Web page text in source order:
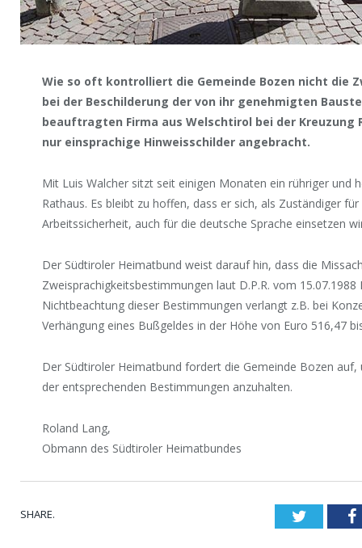
Wie so oft kontrolliert die Gemeinde Bozen nicht die
bei der Beschilderung der von ihr genehmigten
beauftragten Firma aus Welschtirol bei der Kreuzung
nur einsprachige Hinweisschilder angebracht.
Mit Luis Walcher sitzt seit einigen Monaten ein rühriger und
Rathaus. Es bleibt zu hoffen, dass er sich, als Zuständiger
Arbeitssicherheit, auch für die deutsche Sprache einsetzen
Der Südtiroler Heimatbund weist darauf hin, dass die
Zweisprachigkeitsbestimmungen laut D.P.R. vom
Nichtbeachtung dieser Bestimmungen verlangt z.B. bei
Verhängung eines Bußgeldes in der Höhe von Euro 516,47
Der Südtiroler Heimatbund fordert die Gemeinde Bozen
der entsprechenden Bestimmungen anzuhalten.
Roland Lang,
Obmann des Südtiroler Heimatbundes
SHARE. Twitter